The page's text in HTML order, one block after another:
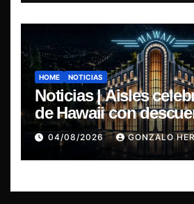
HOME NOTICIAS
Noticias | Aisles
de Hawaii con
especial en LP y CD
04/08/2026 GONZALO